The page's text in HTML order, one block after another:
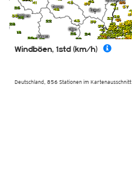
Deutschland, 856 Stationen im Kartenausschnitt
Windböen, 1std (km/h)